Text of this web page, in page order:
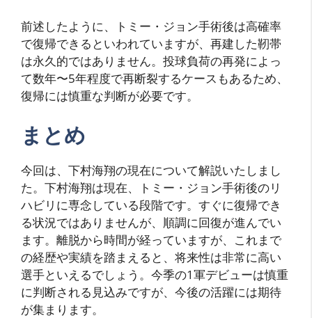
前述したように、トミー・ジョン手術後は高確率
で復帰できるといわれていますが、再建した靭帯
は永久的ではありません。投球負荷の再発によっ
て数年〜5年程度で再断裂するケースもあるため、
復帰には慎重な判断が必要です。
まとめ
今回は、下村海翔の現在について解説いたしまし
た。下村海翔は現在、トミー・ジョン手術後のリ
ハビリに専念している段階です。すぐに復帰でき
る状況ではありませんが、順調に回復が進んでい
ます。離脱から時間が経っていますが、これまで
の経歴や実績を踏まえると、将来性は非常に高い
選手といえるでしょう。今季の1軍デビューは慎重
に判断される見込みですが、今後の活躍には期待
が集まります。